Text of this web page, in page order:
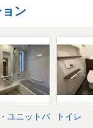
ン
ユニットバ
トイレ